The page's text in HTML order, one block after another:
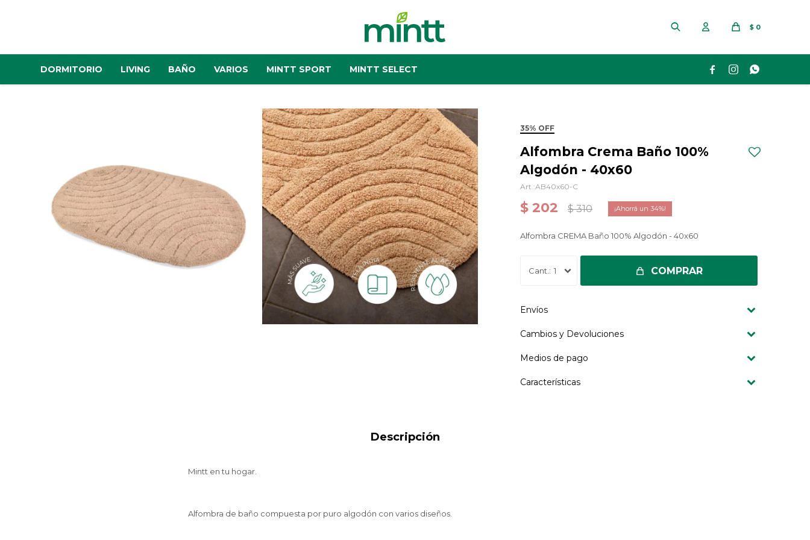
DORMITORIO LIVING BAÑO VARIOS MINTT SPORT MINTT SELECT
$ 0
  
35% OFF
Alfombra Crema Baño 100%
Algodón - 40x60
AB40x60-C
$ 202 $ 310 34
Alfombra CREMA Baño 100% Algodón - 40x60
1 COMPRAR
Envíos
Cambios y Devoluciones
Medios de pago
Características
Descripción
Mintt en tu hogar.
Alfombra de baño compuesta por puro algodón con varios diseños.